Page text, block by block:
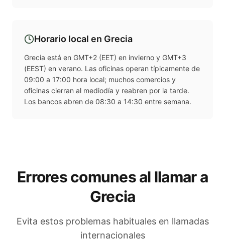
Horario local en Grecia
Grecia está en GMT+2 (EET) en invierno y GMT+3
(EEST) en verano. Las oficinas operan típicamente de
09:00 a 17:00 hora local; muchos comercios y
oficinas cierran al mediodía y reabren por la tarde.
Los bancos abren de 08:30 a 14:30 entre semana.
Errores comunes al llamar a
Grecia
Evita estos problemas habituales en llamadas
internacionales